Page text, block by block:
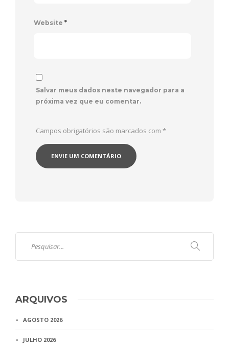
Website *
Salvar meus dados neste navegador para a
próxima vez que eu comentar.
Campos obrigatórios são marcados com *
ARQUIVOS
AGOSTO 2026
JULHO 2026